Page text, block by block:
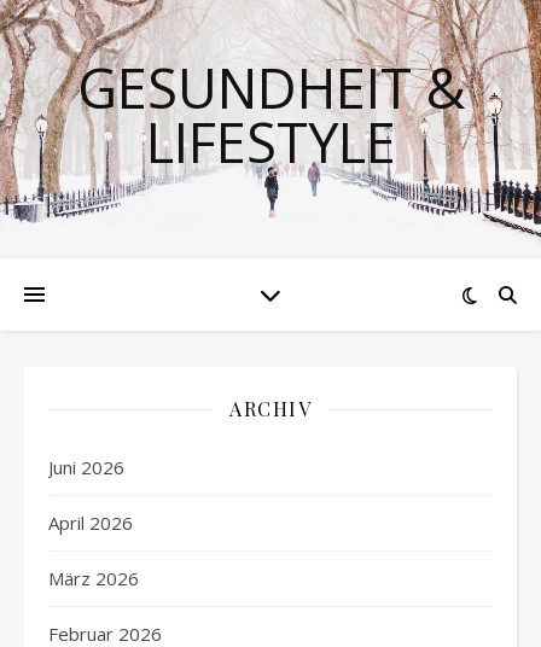
GESUNDHEIT &
LIFESTYLE
ARCHIV
Juni 2026
April 2026
März 2026
Februar 2026